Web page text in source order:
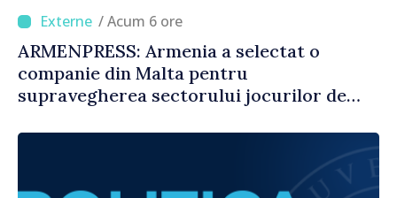
/ Acum 6 ore
ARMENPRESS: Armenia a selectat o
companie din Malta pentru
supravegherea sectorului jocurilor de